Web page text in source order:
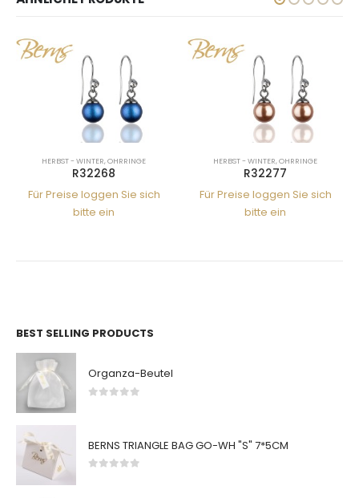
HERBST - WINTER,OHRRINGE
R32268
Für Preise loggen Sie sich
bitte ein
HERBST - WINTER,OHRRINGE
R32277
Für Preise loggen Sie sich
bitte ein
BEST SELLING PRODUCTS
Organza-Beutel
BERNS TRIANGLE BAG GO-WH "S" 7*5CM